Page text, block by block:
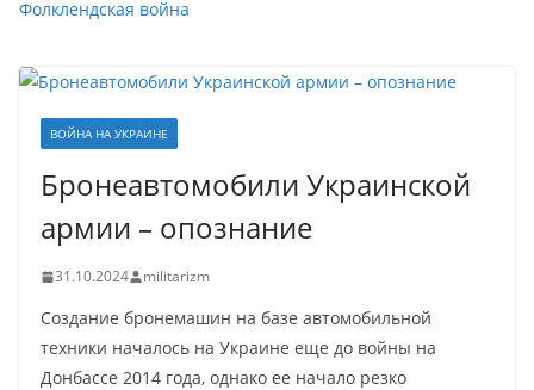
Фолклендская война
ВОЙНА НА УКРАИНЕ
Бронеавтомобили Украинской
армии – опознание
31.10.2024 militarizm
Создание бронемашин на базе автомобильной
техники началось на Украине еще до войны на
Донбассе 2014 года, однако ее начало резко